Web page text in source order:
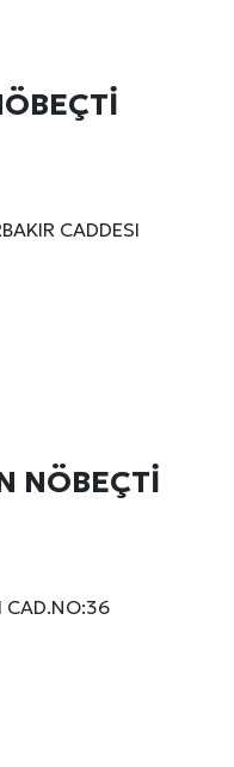
CADDESI
NÖBEÇTİ
CAD.NO:36